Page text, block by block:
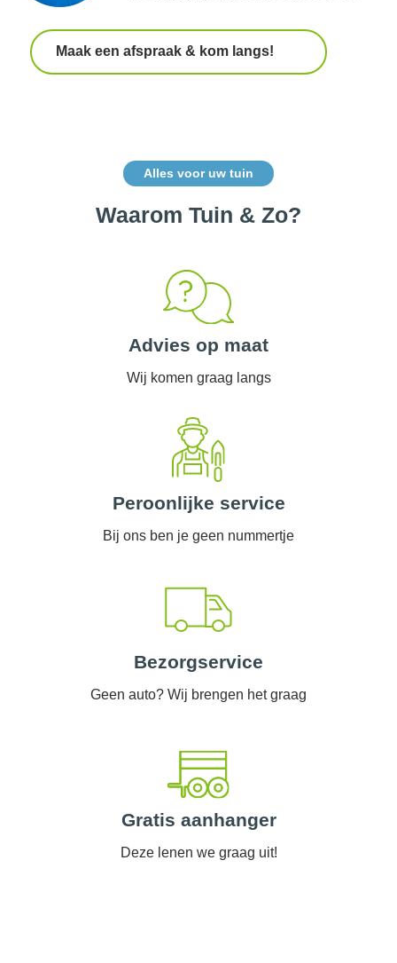
Maak een afspraak & kom langs!
Alles voor uw tuin
Waarom Tuin & Zo?
Advies op maat
Wij komen graag langs
Peroonlijke service
Bij ons ben je geen nummertje
Bezorgservice
Geen auto? Wij brengen het graag
Gratis aanhanger
Deze lenen we graag uit!